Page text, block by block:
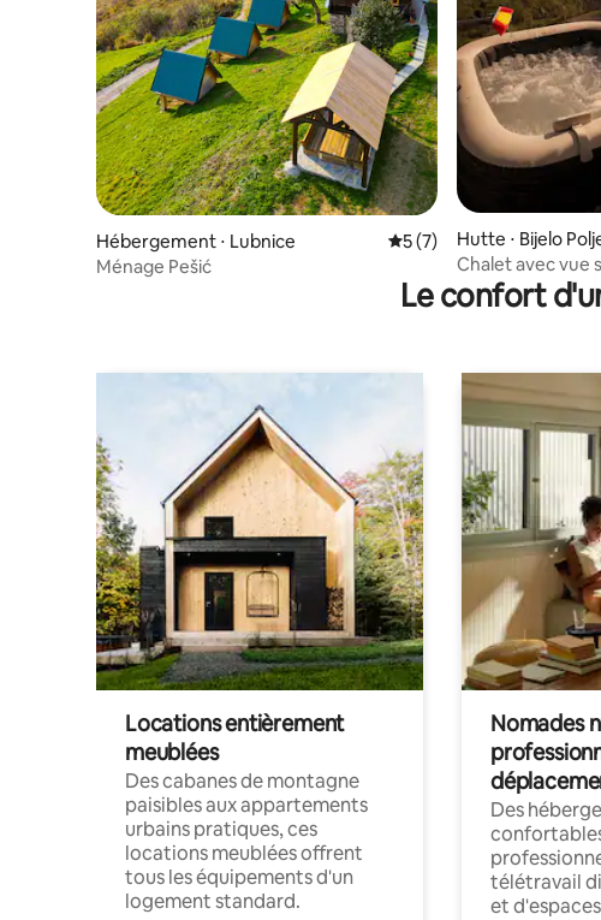
Hébergement ⋅ Lubnice Évaluation moyenne sur
5 (7)
Ménage Pešić
Hutte ⋅ Bijelo
Chalet avec vue
Le confort
Locations entièrement
meublées
Des cabanes de montagne
paisibles aux appartements
urbains pratiques, ces
locations meublées offrent
tous les équipements d'un
logement standard.
Nomades
Des
télétravail
et